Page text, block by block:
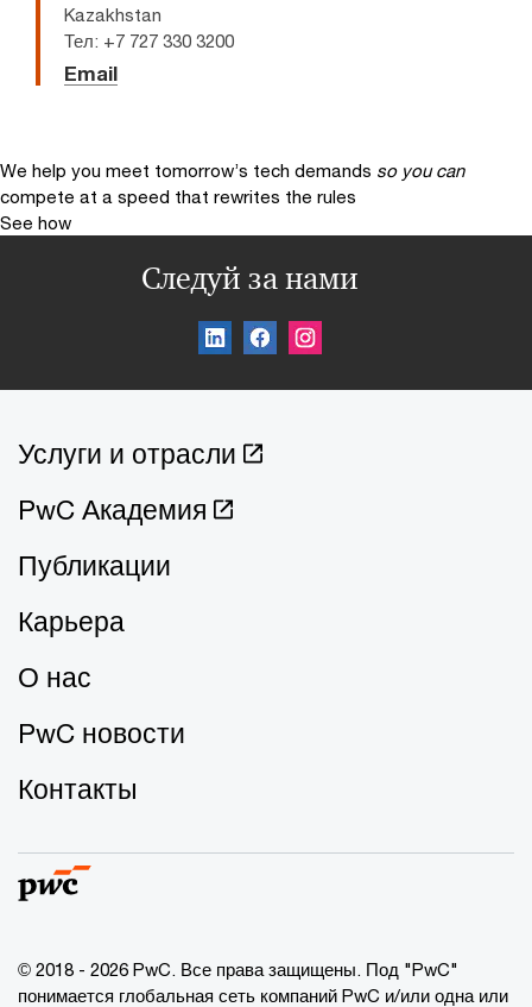
Kazakhstan
Тел: +7 727 330 3200
Email
We help you meet tomorrow’s tech demands so you can
compete at a speed that rewrites the rules
See how
Следуй за нами
Услуги и отрасли
PwC Академия
Публикации
Карьера
О нас
PwC новости
Контакты
© 2018 - 2026 PwC. Все права защищены. Под "PwC"
понимается глобальная сеть компаний PwC и/или одна или